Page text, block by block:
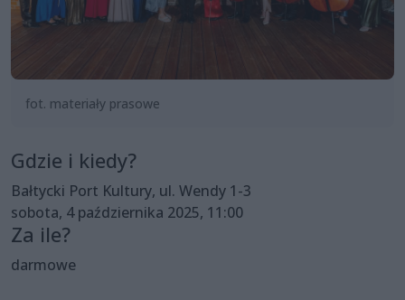
fot. materiały prasowe
Gdzie i kiedy?
Bałtycki Port Kultury, ul. Wendy 1-3
sobota, 4 października 2025, 11:00
Za ile?
darmowe